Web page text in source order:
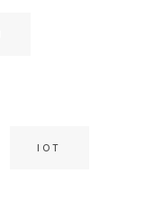
IOT